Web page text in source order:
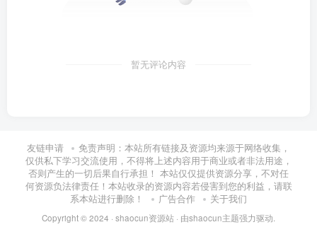
暂无评论内容
友链申请
免责声明：本站所有链接及资源均来源于网络收集，
仅供私下学习交流使用，不得将上述内容用于商业或者非法用途，
否则产生的一切后果自行承担！ 本站仅仅提供资源分享，不对任
何资源负法律责任！本站收录的资源内容若侵害到您的利益，请联
系本站进行删除！
广告合作 关于我们
Copyright © 2024 · shaocun资源站 · 由shaocun主题强力驱动.